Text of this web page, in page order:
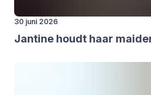
30 juni 2026
Jan­ti­ne houdt haar